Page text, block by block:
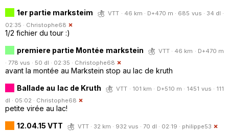
1er partie marksteim
VTT · 46 km · D+470 m · 685 vus · 34 dl ·
02:35 · Christophe68
1/2 fichier du tour :)
premiere partie Montée markstein
VTT · 46 km · D+470 m
· 778 vus · 50 dl · 02:35 · Christophe68
avant la montée au Markstein stop au lac de kruth
Ballade au lac de Kruth
VTT · 101 km · D+510 m · 1451 vus · 111
dl · 05:02 · Christophe68
petite virée au lac!
12.04.15 VTT
VTT · 32 km · 932 vus · 70 dl · 02:19 · philippe53